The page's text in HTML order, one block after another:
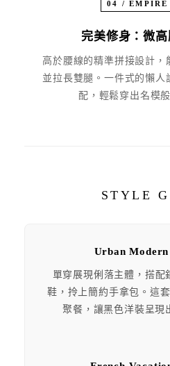
04 / EMPIRE
完美修身：微高
高於腰線的精準拼接設計，
並拉長雙腿。一件式的懶人
配，輕鬆穿出名模
STYLE
Urban Modern
單穿展現俐落主體，搭配
鞋，拎上簡約手拿包。這
聚餐，讓黑色洋裝呈現